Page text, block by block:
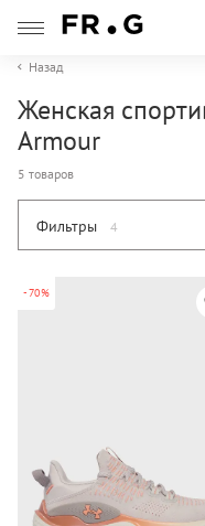
Назад
Женская
Armour
5 товаров
Фильтры 4
-70%